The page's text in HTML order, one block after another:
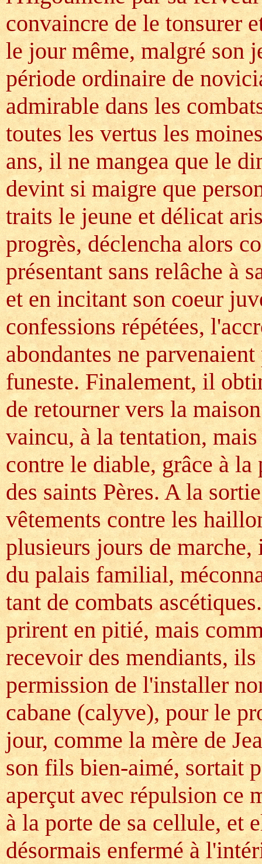
convaincre de le tonsurer
le jour même, malgré son
période ordinaire de
admirable dans les
toutes les vertus les
ans, il ne mangea que le
devint si maigre que
traits le jeune et délicat
progrès, déclencha alors
présentant sans relâche à
et en incitant son coeur
confessions répétées,
abondantes ne
funeste. Finalement, il
de retourner vers la
vaincu, à la tentation,
contre le diable, grâce à
des saints Pères. A la
vêtements contre les
plusieurs jours de
du palais familial,
tant de combats
prirent en pitié, mais
recevoir des mendiants,
permission de l'installer
cabane (calyve), pour le
jour, comme la mère de
son fils bien-aimé, sortait
aperçut avec répulsion ce
à la porte de sa cellule, et
désormais enfermé à